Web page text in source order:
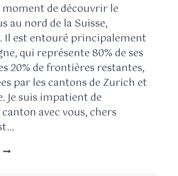
moment de découvrir le
au nord de la Suisse,
Il est entouré principalement
qui représente 80% de ses
20% de frontières restantes,
par les cantons de Zurich et
Je suis impatient de
avec vous, chers